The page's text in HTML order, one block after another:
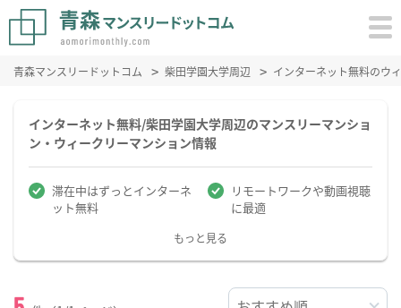
青森マンスリードットコム 柴田学園大学周辺 インターネット無料のウ
インターネット無料/柴田学園大学周辺のマンスリーマンショ
ン・ウィークリーマンション情報
滞在中はずっとインターネ
ット無料
リモートワークや動画視聴
に最適
もっと見る